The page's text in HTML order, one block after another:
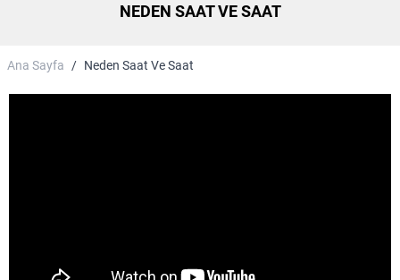
NEDEN SAAT VE SAAT
Ana Sayfa / Neden Saat Ve Saat